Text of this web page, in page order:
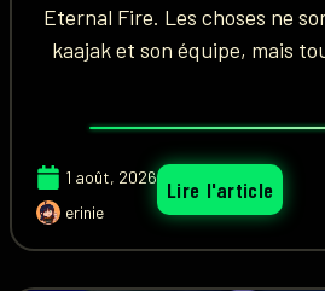
Eternal Fire. Les choses ne
kaajak et son équipe, mais
1 août, 2026
erinie
Lire l'article